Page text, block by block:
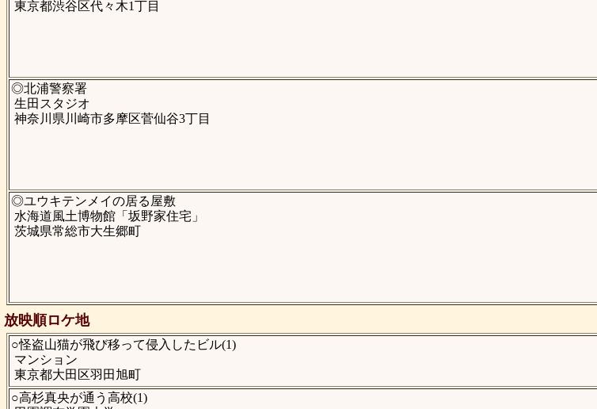
東京都渋谷区代々木1丁目
◎北浦警察署
生田スタジオ
神奈川県川崎市多摩区菅仙谷3丁目
◎ユウキテンメイの居る屋敷
水海道風土博物館「坂野家住宅」
茨城県常総市大生郷町
放映順ロケ地
○怪盗山猫が飛び移って侵入したビル(1)
マンション
東京都大田区羽田旭町
○高杉真央が通う高校(1)